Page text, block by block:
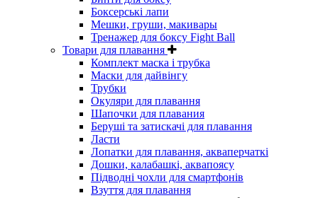
Боксерські лапи
Мешки, груши, макивары
Тренажер для боксу Fight Ball
Товари для плавання
Комплект маска і трубка
Маски для дайвінгу
Трубки
Окуляри для плавання
Шапочки для плавания
Беруші та затискачі для плавання
Ласти
Лопатки для плавання, акваперчаткі
Дошки, калабашкі, аквапоясу
Підводні чохли для смартфонів
Взуття для плавання